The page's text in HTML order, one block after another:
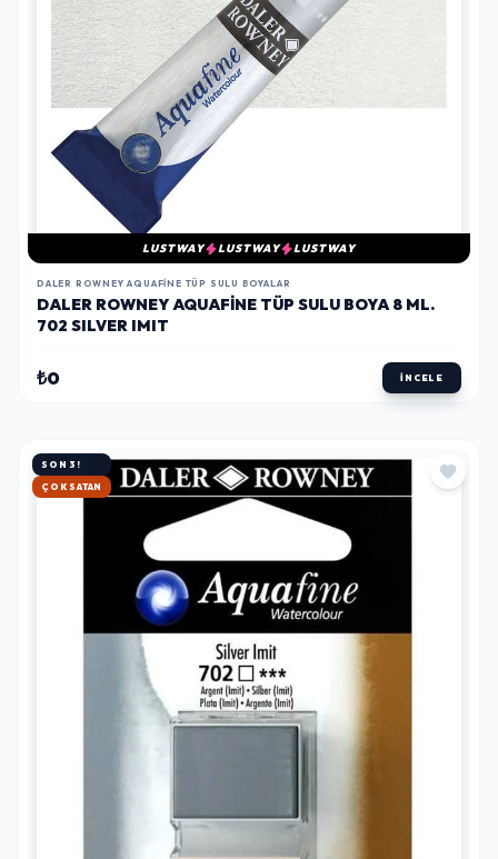
LUSTWAY LUSTWAY LUSTWAY
DALER ROWNEY AQUAFINE TÜP SULU BOYALAR
DALER ROWNEY AQUAFINE TÜP SULU BOYA 8 ML.
702 SILVER IMIT
₺0 İNCELE
SON 3!
HIZLI KARGO